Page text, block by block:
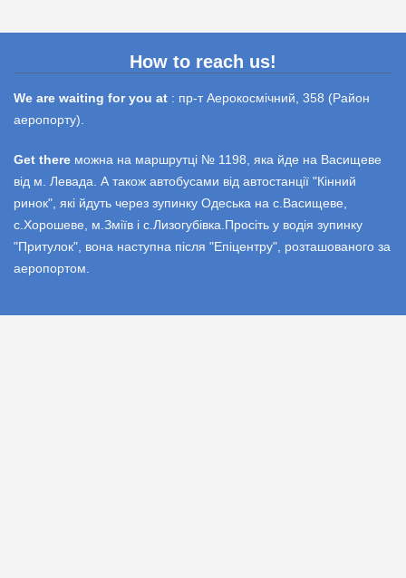
How to reach us!
We are waiting for you at : пр-т Аерокосмічний, 358 (Район
аеропорту).
Get there можна на маршрутці № 1198, яка йде на Васищеве
від м. Левада. А також автобусами від автостанції "Кінний
ринок", які йдуть через зупинку Одеська на с.Васищеве,
с.Хорошеве, м.Зміїв і с.Лизогубівка.Просіть у водія зупинку
"Притулок", вона наступна після "Епіцентру", розташованого за
аеропортом.